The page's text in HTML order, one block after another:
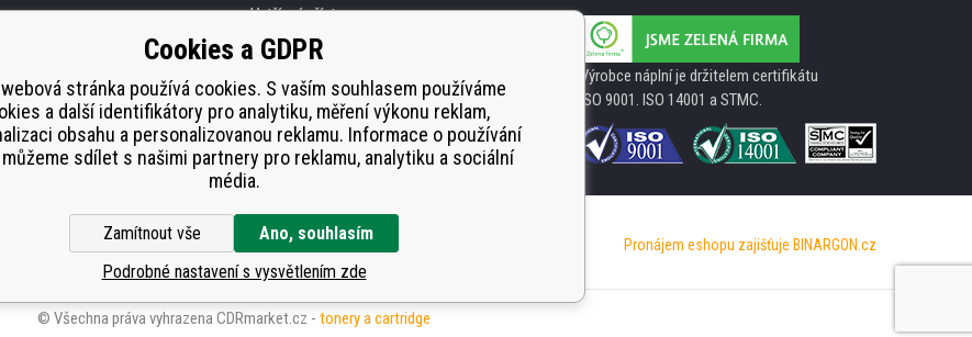
smlouvy
Vstřícný přístup
Zlatýcertifikát
Bezpečnéon-line platby
Výrobce náplní je držitelem certifikátu
ISO 9001. ISO 14001 a STMC.
Pronájem eshopu zajišťuje BINARGON.cz
© Všechna práva vyhrazena CDRmarket.cz - tonery a cartridge
Cookies a GDPR
stránka používá cookies. S vaším souhlasem používáme
a další identifikátory pro analytiku, měření výkonu reklam,
obsahu a personalizovanou reklamu. Informace o používání
sdílet s našimi partnery pro reklamu, analytiku a sociální
média.
Zamítnout vše
Ano, souhlasím
Podrobné nastavení s vysvětlením zde